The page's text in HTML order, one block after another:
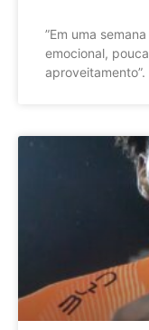
”Em uma
emocional,
aproveitamento”.